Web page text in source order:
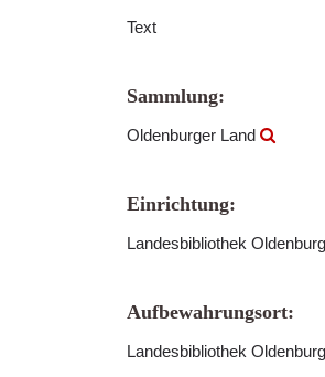
Text
Sammlung:
Oldenburger Land
Einrichtung:
Landesbibliothek
Aufbewahrungsort:
Landesbibliothek Oldenburg